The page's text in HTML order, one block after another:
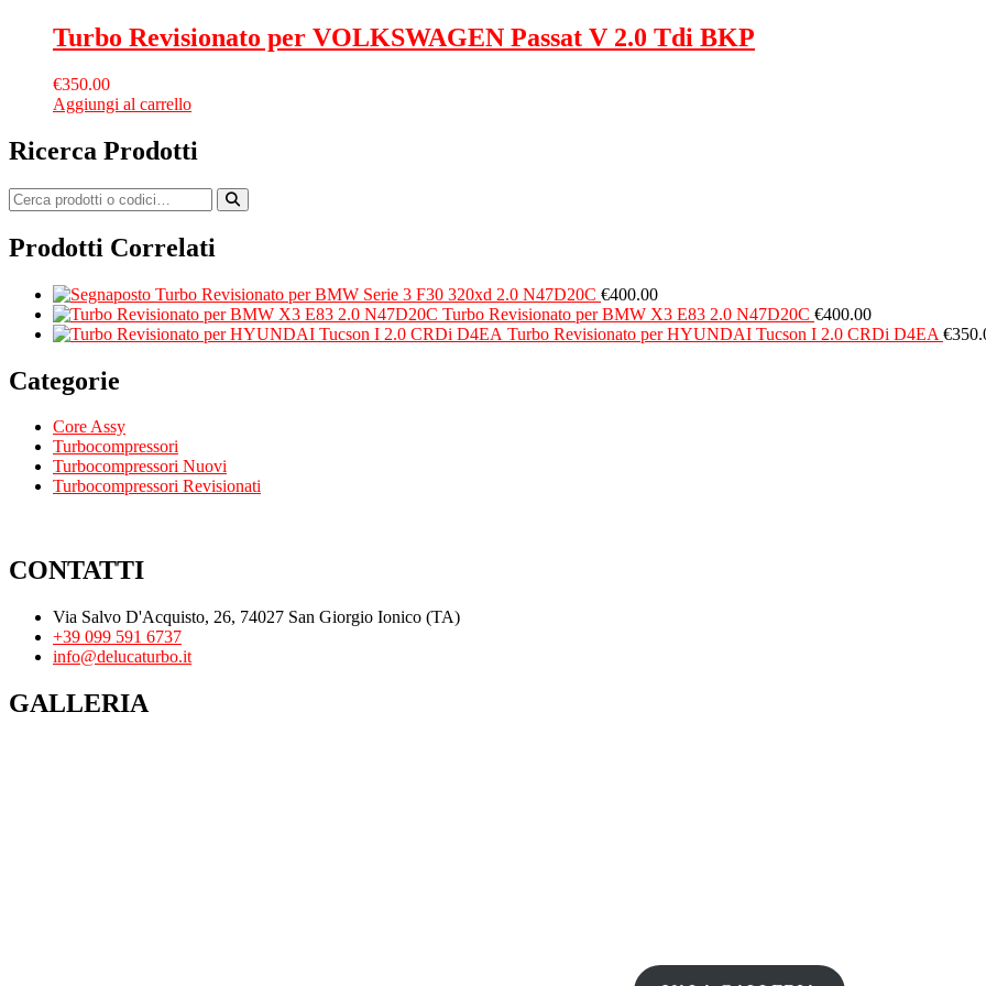
Turbo Revisionato per VOLKSWAGEN Passat V 2.0 Tdi BKP
€350.00
Aggiungi al carrello
Ricerca Prodotti
Prodotti Correlati
Turbo Revisionato per BMW Serie 3 F30 320xd 2.0 N47D20C €400.00
Turbo Revisionato per BMW X3 E83 2.0 N47D20C €400.00
Turbo Revisionato per HYUNDAI Tucson I 2.0 CRDi D4EA €
Categorie
Core Assy
Turbocompressori
Turbocompressori Nuovi
Turbocompressori Revisionati
CONTATTI
Via Salvo D'Acquisto, 26, 74027 San Giorgio Ionico (TA)
+39 099 591 6737
info@delucaturbo.it
GALLERIA